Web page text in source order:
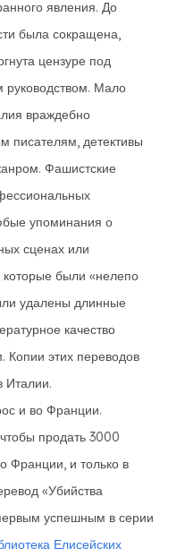
явления. До
была сокращена,
цензуре под
руководством. Мало
враждебно
писателям, детективы
Фашистские
упоминания о
сценах или
которые были «нелепо
удалены длинные
качество
Копии этих переводов
Италии.
и во Франции.
продать 3000
Франции, и только в
«Убийства
успешным в серии
Елисейских